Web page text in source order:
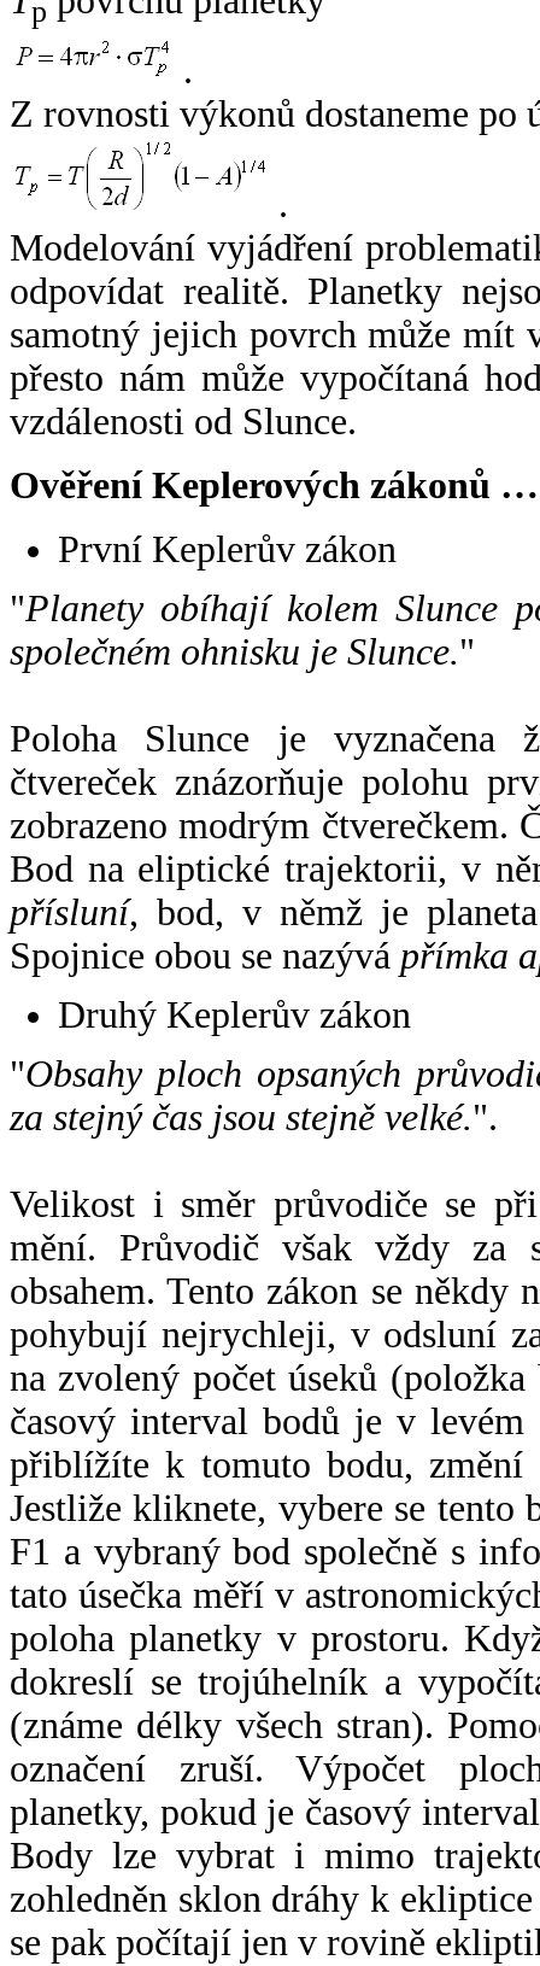
p
.
Z rovnosti výkonů dostaneme po
.
Modelování vyjádření
odpovídat realitě. Planetky
samotný jejich povrch může mít
přesto nám může vypočítaná
vzdálenosti od Slunce.
Ověření Keplerových zákonů …
První Keplerův zákon
"Planety obíhají kolem Slunce
společném ohnisku je Slunce."
Poloha Slunce je vyznačena
čtvereček znázorňuje polohu
zobrazeno modrým čtverečkem.
Bod na eliptické trajektorii, v
přísluní, bod, v němž je
Spojnice obou se nazývá přímka
Druhý Keplerův zákon
"Obsahy ploch opsaných
za stejný čas jsou stejně velké.".
Velikost i směr průvodiče se
mění. Průvodič však vždy za
obsahem. Tento zákon se někdy
pohybují nejrychleji, v odsluní
na zvolený počet úseků
časový interval bodů je v
přiblížíte k tomuto bodu,
Jestliže kliknete, vybere se tento
F1 a vybraný bod společně s
tato úsečka měří v
poloha planetky v prostoru.
dokreslí se trojúhelník a
(známe délky všech stran).
označení zruší. Výpočet
planetky, pokud je časový
Body lze vybrat i mimo
zohledněn sklon dráhy k
se pak počítají jen v rovině